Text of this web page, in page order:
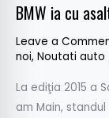
BMW ia cu
Leave a
noi, Noutati auto
La ediţia 2015 a
am Main,